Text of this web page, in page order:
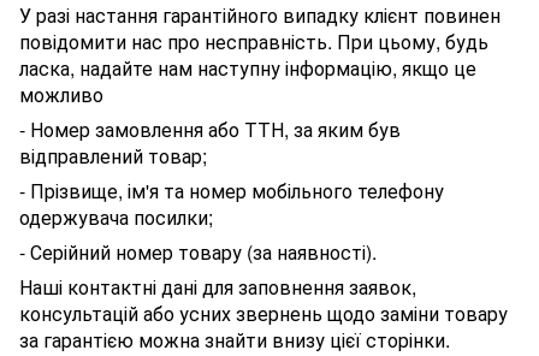
У разі настання гарантійного випадку клієнт повинен
повідомити нас про несправність. При цьому, будь
ласка, надайте нам наступну інформацію, якщо це
можливо
- Номер замовлення або ТТН, за яким був
відправлений товар;
- Прізвище, ім'я та номер мобільного телефону
одержувача посилки;
- Серійний номер товару (за наявності).
Наші контактні дані для заповнення заявок,
консультацій або усних звернень щодо заміни товару
за гарантією можна знайти внизу цієї сторінки.